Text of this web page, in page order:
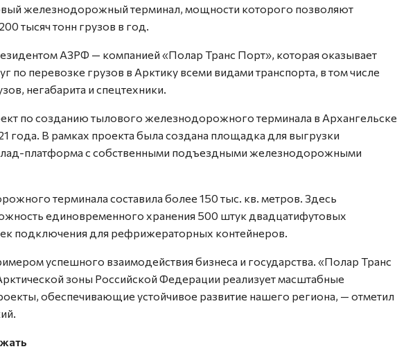
железнодорожный терминал, мощности которого позволяют
тысяч тонн грузов в год.
АЗРФ — компанией «Полар Транс Порт», которая оказывает
по перевозке грузов в Арктику всеми видами транспорта, в том числе
негабарита и спецтехники.
по созданию тылового железнодорожного терминала в Архангельске
года. В рамках проекта была создана площадка для выгрузки
платформа с собст­венными подъездными железнодорожными
терминала составила более 150 тыс. кв. мет­ров. Здесь
единовременного хранения 500 штук двадцатифутовых
подключения для рефрижераторных контейнеров.
успешного взаимодействия бизнеса и государства. «Полар Транс
зоны Российской Федерации реализует масштабные
обеспечивающие устойчивое развитие нашего региона, — отметил